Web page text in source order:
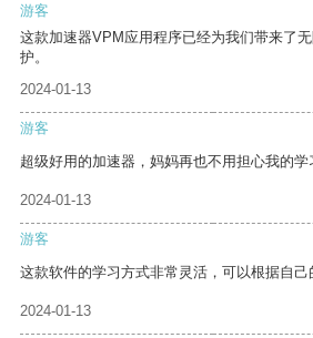
游客
这款加速器VPM应用程序已经为我们带来了
护。
2024-01-13
游客
超级好用的加速器，妈妈再也不用担心我的学
2024-01-13
游客
这款软件的学习方式非常灵活，可以根据自己
2024-01-13